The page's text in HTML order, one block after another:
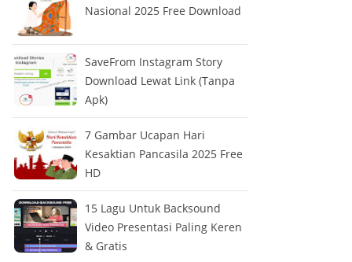
Nasional 2025 Free Download
SaveFrom Instagram Story
Download Lewat Link (Tanpa
Apk)
7 Gambar Ucapan Hari
Kesaktian Pancasila 2025 Free
HD
15 Lagu Untuk Backsound
Video Presentasi Paling Keren
& Gratis